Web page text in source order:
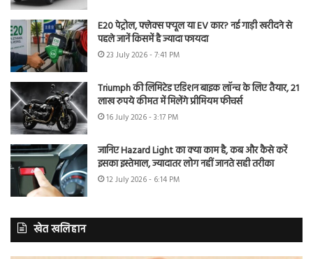
E20 पेट्रोल, फ्लेक्स फ्यूल या EV कार? नई गाड़ी खरीदने से
पहले जानें किसमें है ज्यादा फायदा
23 July 2026 - 7:41 PM
Triumph की लिमिटेड एडिशन बाइक लॉन्च के लिए तैयार, 21
लाख रुपये कीमत में मिलेंगे प्रीमियम फीचर्स
16 July 2026 - 3:17 PM
जानिए Hazard Light का क्या काम है, कब और कैसे करें
इसका इस्तेमाल, ज्यादातर लोग नहीं जानते सही तरीका
12 July 2026 - 6:14 PM
खेत खलिहान